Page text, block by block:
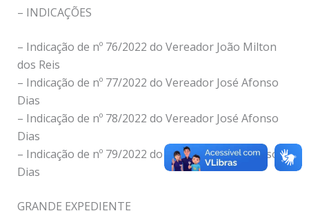
– INDICAÇÕES
– Indicação de nº 76/2022 do Vereador João Milton
dos Reis
– Indicação de nº 77/2022 do Vereador José Afonso
Dias
– Indicação de nº 78/2022 do Vereador José Afonso
Dias
– Indicação de nº 79/2022 do Vereador José Afonso
Dias
GRANDE EXPEDIENTE